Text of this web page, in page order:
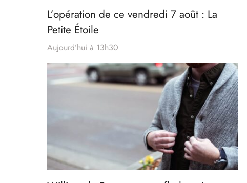
L’opération de ce vendredi 7 août : La
Petite Étoile
Aujourd’hui à 13h30